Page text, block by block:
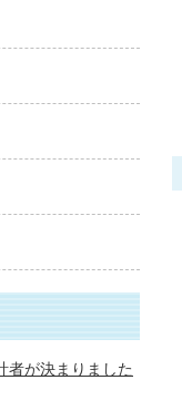
者が決まりました